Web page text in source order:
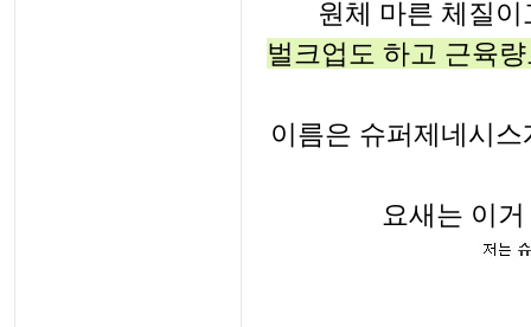
원체 마른 체질
벌크업도 하고 근육
이름은 슈퍼제네시
요새는 이